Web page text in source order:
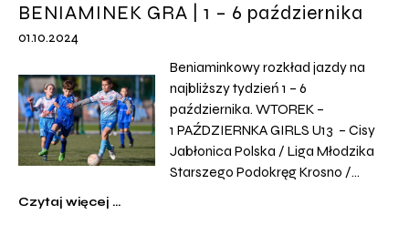
BENIAMINEK GRA | 1 – 6 października
01.10.2024
Beniaminkowy rozkład jazdy na
najbliższy tydzień 1 – 6
października. WTOREK –
1 PAŹDZIERNKA GIRLS U13 – Cisy
Jabłonica Polska / Liga Młodzika
Starszego Podokręg Krosno /
Czytaj więcej ...